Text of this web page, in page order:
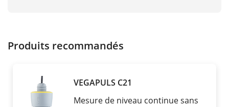
Produits recommandés
VEGAPULS C21
Mesure de niveau continue sans